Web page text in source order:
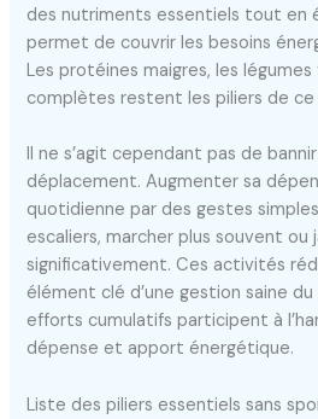
des nutriments essentiels tout en
permet de couvrir les besoins
Les protéines maigres, les
complètes restent les piliers de
Il ne s’agit cependant pas de
déplacement. Augmenter sa
quotidienne par des gestes
escaliers, marcher plus souvent
significativement. Ces activités
élément clé d’une gestion saine
efforts cumulatifs participent à
dépense et apport énergétique.
Liste des piliers essentiels sans